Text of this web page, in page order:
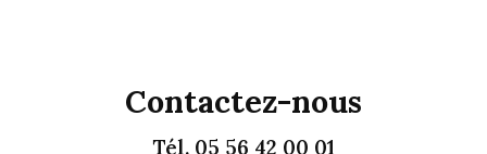
Contactez-nous
Tél. 05 56 42 00 01